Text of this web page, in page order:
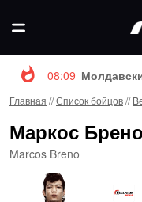
08:09
Главная //Список бойцов//
Маркос Брено
Marcos Breno